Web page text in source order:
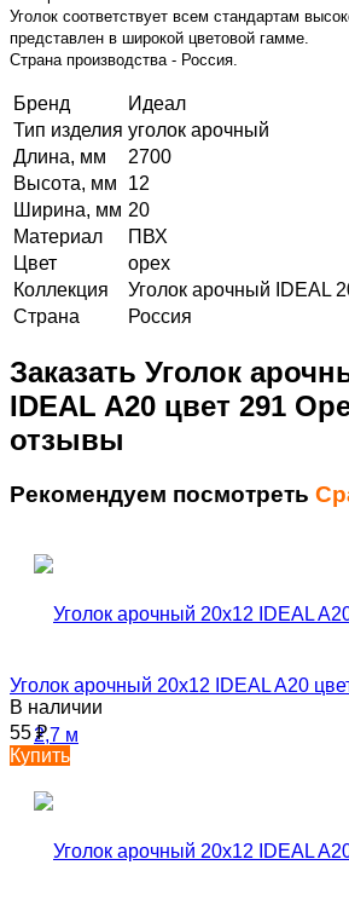
Уголок соответствует всем стандартам
представлен в широкой цветовой гамме.
Страна производства - Россия.
Бренд
Идеал
Тип изделия уголок арочный
Длина, мм
2700
Высота, мм
12
Ширина, мм 20
Материал
ПВХ
Цвет
орех
Коллекция
Уголок арочный IDEAL
Страна
Россия
Заказать Уголок
IDEAL A20 цвет 291
отзывы
Рекомендуем посмотреть
Уголок арочный 20х12 IDEAL A20
В наличии
55₽
Купить